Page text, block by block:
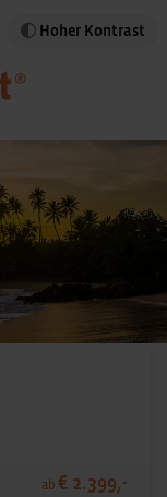
Hoher Kontrast
ab € 2.399,-